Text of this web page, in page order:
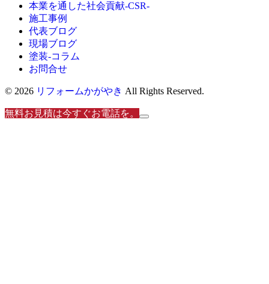
本業を通した社会貢献-CSR-
施工事例
代表ブログ
現場ブログ
塗装-コラム
お問合せ
© 2026 リフォームかがやき All Rights Reserved.
無料お見積は今すぐお電話を。